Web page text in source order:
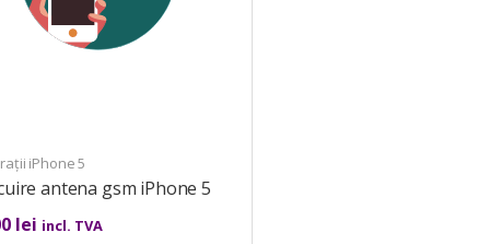
iPhone 5
antena gsm iPhone 5
lei incl. TVA